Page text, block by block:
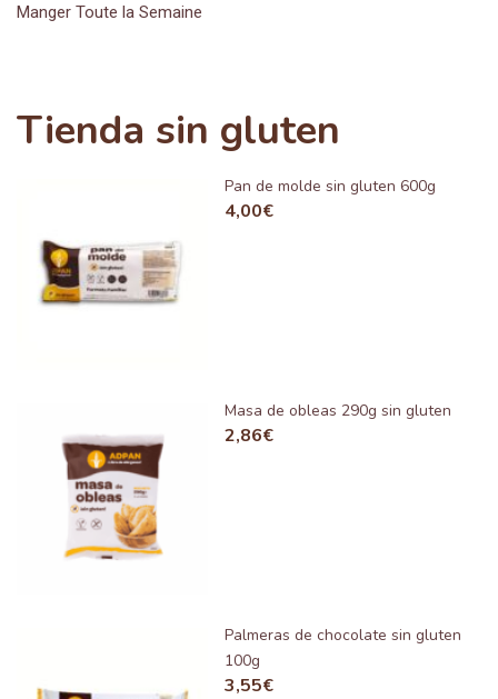
Manger Toute la Semaine
Tienda sin gluten
Pan de molde sin gluten 600g
4,00€
Masa de obleas 290g sin gluten
2,86€
Palmeras de chocolate sin gluten
100g
3,55€